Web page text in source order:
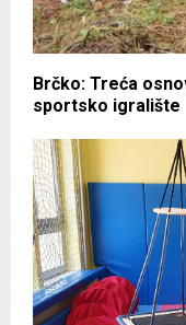
Brčko: Treća
sportsko igralište